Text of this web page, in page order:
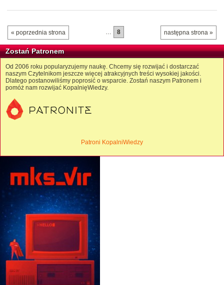
« poprzednia strona następna strona »
… 8
Zostań Patronem
Od 2006 roku popularyzujemy naukę. Chcemy się rozwijać i dostarczać
naszym Czytelnikom jeszcze więcej atrakcyjnych treści wysokiej jakości.
Dlatego postanowiliśmy poprosić o wsparcie. Zostań naszym Patronem i
pomóż nam rozwijać KopalnięWiedzy.
Patroni KopalniWiedzy